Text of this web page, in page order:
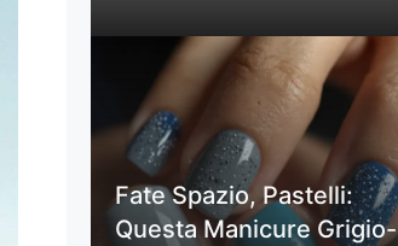
Fate Spazio, Pastelli:
Questa Manicure Grigio-